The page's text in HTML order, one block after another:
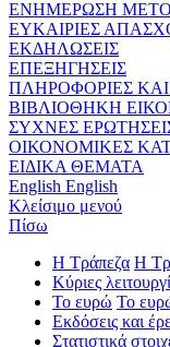
ΕΝΗΜΕΡΩΣΗ
ΕΥΚΑΙΡΙΕΣ
ΕΚΔΗΛΩΣΕΙΣ
ΕΠΕΞΗΓΗΣΕΙΣ
ΠΛΗΡΟΦΟΡΙΕΣ ΚΑΙ
ΒΙΒΛΙΟΘΗΚΗ
ΣΥΧΝΕΣ
ΟΙΚΟΝΟΜΙΚΕΣ
ΕΙΔΙΚΑ ΘΕΜΑΤΑ
English English
Κλείσιμο μενού
Πίσω
Η Τράπεζα Η
Κύριες
Το ευρώ Το
Εκδόσεις και
Στατιστικά